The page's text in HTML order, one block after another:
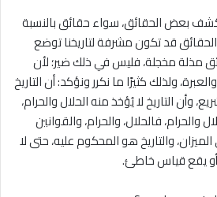
بعض الحقائق، سواء حقائق بالنسبة
الحقائق قد تكون مشرفة لتاريخنا توضع
مذلة مخجلة، فليس في ذلك ضير؛ لأن
ولذلك كثيرًا ما نكرر ونؤكد: أن التاريخ
وأن التاريخ لا يُؤخذ منه الحلال والحرام،
والحرام، فالحلال، والحرام، والقوانين
والتاريخ هو المحكوم عليه، حتى لا
أو يقع قياس خاطئ.